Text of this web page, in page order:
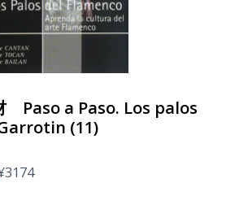
Paso a Paso. Los palos
(11)
3174